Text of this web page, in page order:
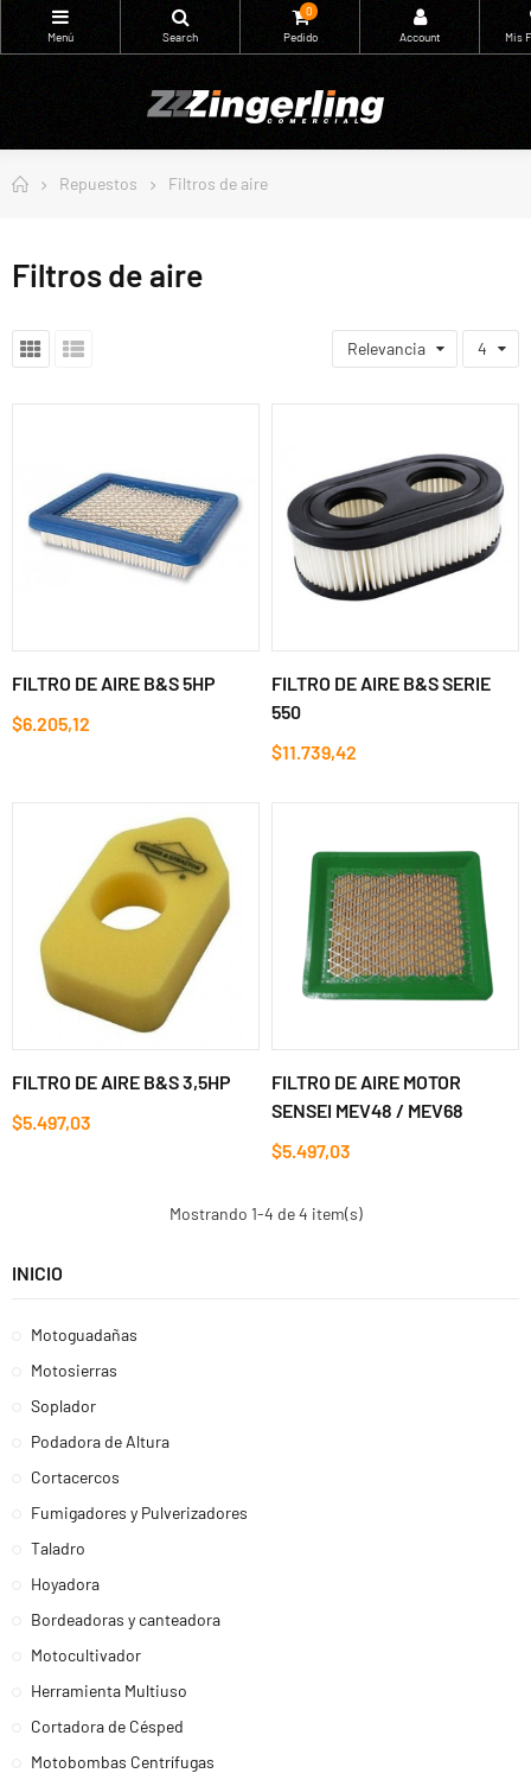
0
Repuestos Filtros de aire
Filtros de aire
Relevancia 4
FILTRO DE AIRE B&S 5HP
$6.205,12
FILTRO DE AIRE B&S SERIE
550
$11.739,42
FILTRO DE AIRE B&S 3,5HP
$5.497,03
FILTRO DE AIRE MOTOR
SENSEI MEV48 / MEV68
$5.497,03
Mostrando 1-4 de 4 item(s)
INICIO
Motoguadañas
Motosierras
Soplador
Podadora de Altura
Cortacercos
Fumigadores y Pulverizadores
Taladro
Hoyadora
Bordeadoras y canteadora
Motocultivador
Herramienta Multiuso
Cortadora de Césped
Motobombas Centrífugas